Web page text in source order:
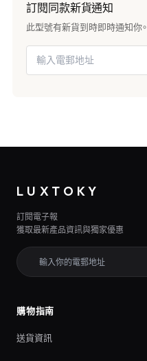
訂閱同款新貨通知
此型號有新貨到時即時通知你。
LUXTOKY
訂閱電子報
獲取最新產品資訊與獨家優惠
購物指南
送貨資訊